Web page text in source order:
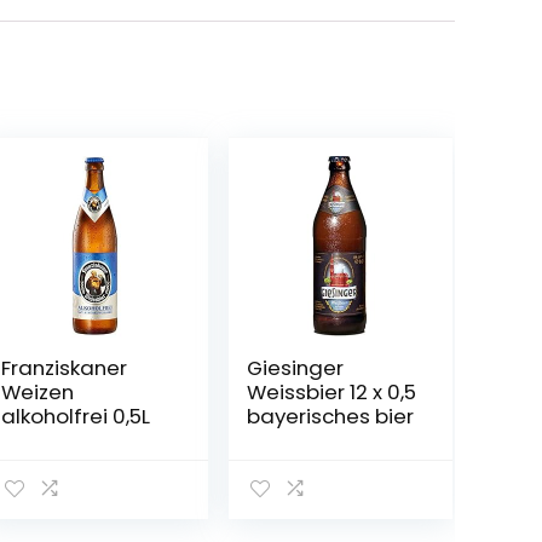
Franziskaner
Weizen
alkoholfrei 0,5L
Giesinger
Weissbier 12 x 0,5
bayerisches bier